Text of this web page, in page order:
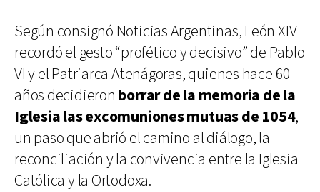
Según consignó Noticias Argentinas, León XIV
recordó el gesto “profético y decisivo” de Pablo
VI y el Patriarca Atenágoras, quienes hace 60
años decidieron borrar de la memoria de la
Iglesia las excomuniones mutuas de 1054,
un paso que abrió el camino al diálogo, la
reconciliación y la convivencia entre la Iglesia
Católica y la Ortodoxa.